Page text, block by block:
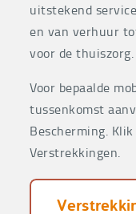
uitstekend
en van verhuur
voor de thuiszorg.
Voor bepaalde
tussenkomst
Bescherming.
Verstrekkingen.